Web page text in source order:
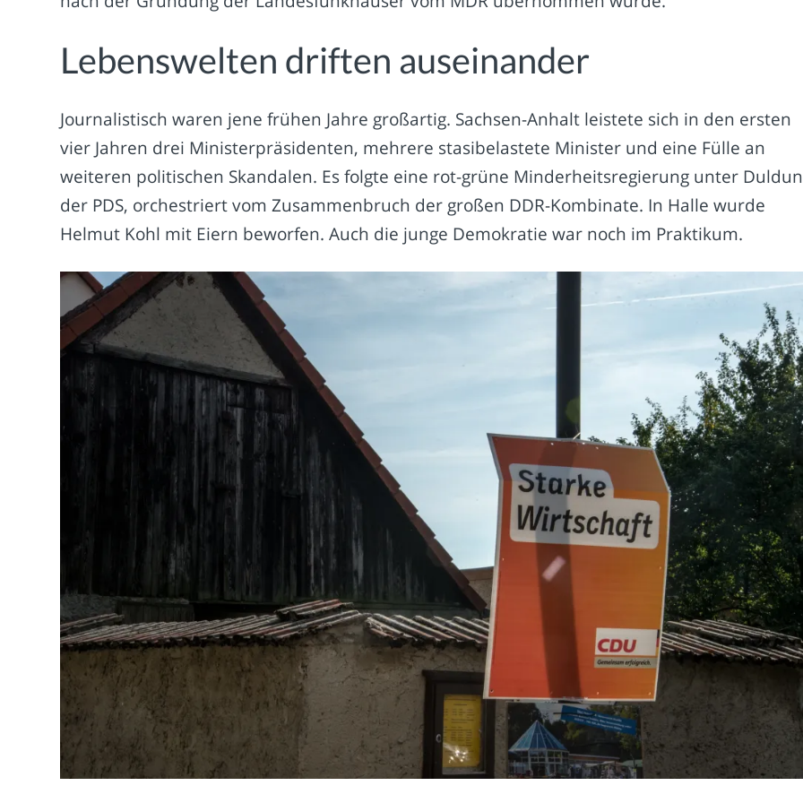
Lebenswelten driften auseinander
Journalistisch waren jene frühen Jahre großartig. Sachsen-Anhalt leistete sich in den ersten
vier Jahren drei Ministerpräsidenten, mehrere stasibelastete Minister und eine Fülle an
weiteren politischen Skandalen. Es folgte eine rot-grüne Minderheitsregierung unter
der PDS, orchestriert vom Zusammenbruch der großen DDR-Kombinate. In Halle wurde
Helmut Kohl mit Eiern beworfen. Auch die junge Demokratie war noch im Praktikum.